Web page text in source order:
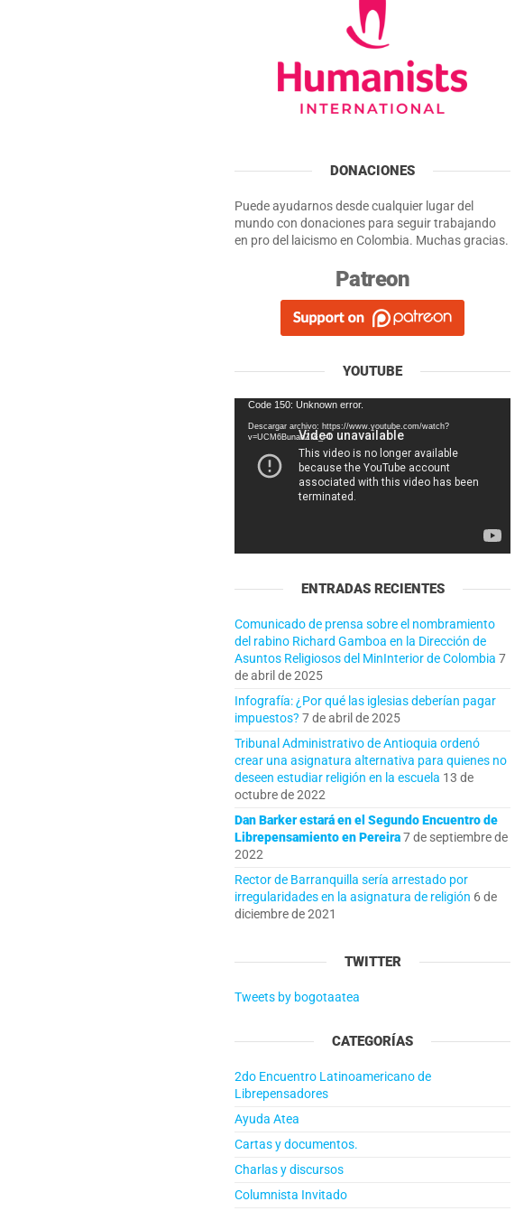
DONACIONES
Puede ayudarnos desde cualquier lugar del
mundo con donaciones para seguir trabajando
en pro del laicismo en Colombia. Muchas gracias.
Patreon
YOUTUBE
Reproductor
vídeo
Code 150: Unknown error.
Descargar archivo: https://www.youtube.com/watch?
v=UCM6BunahZI&_=1
ENTRADAS RECIENTES
Comunicado de prensa sobre el nombramiento
del rabino Richard Gamboa en la Dirección de
Asuntos Religiosos del MinInterior de Colombia 7
de abril de 2025
Infografía: ¿Por qué las iglesias deberían pagar
impuestos? 7 de abril de 2025
Tribunal Administrativo de Antioquia ordenó
crear una asignatura alternativa para quienes no
deseen estudiar religión en la escuela 13 de
octubre de 2022
Dan Barker estará en el Segundo Encuentro de
Librepensamiento en Pereira7 de septiembre de
2022
Rector de Barranquilla sería arrestado por
irregularidades en la asignatura de religión 6 de
diciembre de 2021
TWITTER
Tweets by bogotaatea
CATEGORÍAS
2do Encuentro Latinoamericano de
Librepensadores
Ayuda Atea
Cartas y documentos.
Charlas y discursos
Columnista Invitado